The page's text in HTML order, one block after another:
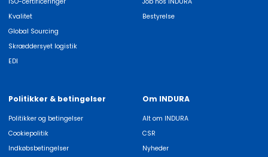
Kvalitet
Global Sourcing
Skræddersyet logistik
EDI
Bestyrelse
Politikker & betingelser
Politikker og betingelser
Cookiepolitik
Indkøbsbetingelser
Om INDURA
Alt om INDURA
CSR
Nyheder